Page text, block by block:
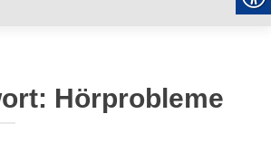
Hörprobleme